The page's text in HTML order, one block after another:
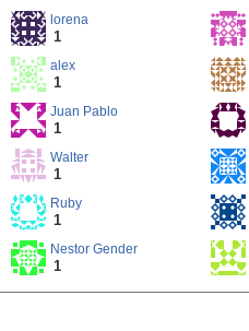
lorena
1
alex
1
Juan Pablo
1
Walter
1
Ruby
1
Nestor Gender
1